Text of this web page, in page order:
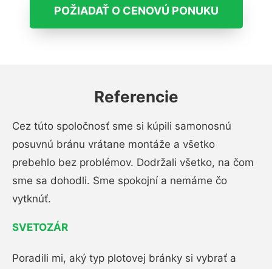
POŽIADAŤ O CENOVÚ PONUKU
Referencie
Cez túto spoločnosť sme si kúpili samonosnú
posuvnú bránu vrátane montáže a všetko
prebehlo bez problémov. Dodržali všetko, na čom
sme sa dohodli. Sme spokojní a nemáme čo
vytknúť.
SVETOZÁR
Poradili mi, aký typ plotovej bránky si vybrať a